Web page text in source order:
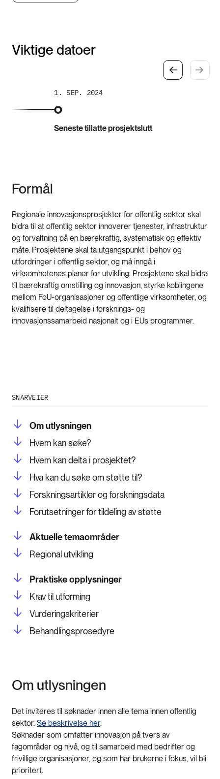
Viktige datoer
1. SEP. 2024
Seneste tillatte prosjektslutt
Formål
Regionale innovasjonsprosjekter for offentlig sektor skal
bidra til at offentlig sektor innoverer tjenester, infrastruktur
og forvaltning på en bærekraftig, systematisk og effektiv
måte. Prosjektene skal ta utgangspunkt i behov og
utfordringer i offentlig sektor, og må inngå i
virksomhetenes planer for utvikling. Prosjektene skal bidra
til bærekraftig omstilling og innovasjon, styrke koblingene
mellom FoU-organisasjoner og offentlige virksomheter, og
kvalifisere til deltagelse i forsknings- og
innovasjonssamarbeid nasjonalt og i EUs programmer.
SNARVEIER
Om utlysningen
Hvem kan søke?
Hvem kan delta i prosjektet?
Hva kan du søke om støtte til?
Forskningsartikler og forskningsdata
Forutsetninger for tildeling av støtte
Aktuelle temaområder
Regional utvikling
Praktiske opplysninger
Krav til utforming
Vurderingskriterier
Behandlingsprosedyre
Om utlysningen
Det inviteres til søknader innen alle tema innen offentlig
sektor. Se beskrivelse her.
Søknader som omfatter innovasjon på tvers av
fagområder og nivå, og til samarbeid med bedrifter og
frivillige organisasjoner, og som har brukerne i fokus, vil bli
prioritert.